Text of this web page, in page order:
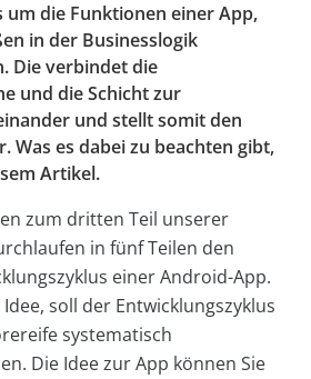
um die Funktionen einer App,
in der Businesslogik
Die verbindet die
und die Schicht zur
und stellt somit den
Was es dabei zu beachten gibt,
Artikel.
zum dritten Teil unserer
in fünf Teilen den
einer Android-App.
soll der Entwicklungszyklus
systematisch
Die Idee zur App können Sie